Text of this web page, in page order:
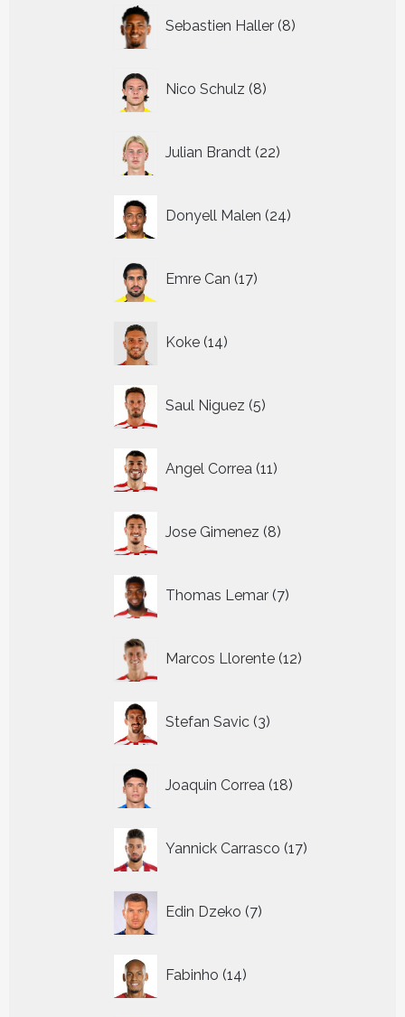
Sebastien Haller 8
producten
Nico Schulz 8
producten
Julian Brandt 22
producten
Donyell Malen 24
producten
Emre Can 17
producten
Koke 14
producten
Saul Niguez 5
producten
Angel Correa 11
producten
Jose Gimenez 8
producten
Thomas Lemar 7
producten
Marcos Llorente 12
producten
Stefan Savic 3
producten
Joaquin Correa 18
producten
Yannick Carrasco 17
producten
Edin Dzeko 7
producten
Fabinho 14
producten